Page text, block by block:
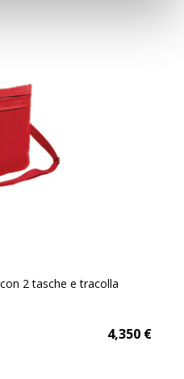
2 tasche e tracolla
4,350 €